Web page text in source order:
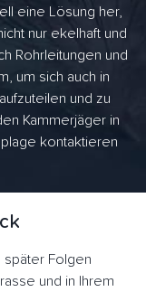
eine Lösung her,
nur ekelhaft und
Rohrleitungen und
um sich auch in
und zu
Kammerjäger in
kontaktieren
später Folgen
und in Ihrem